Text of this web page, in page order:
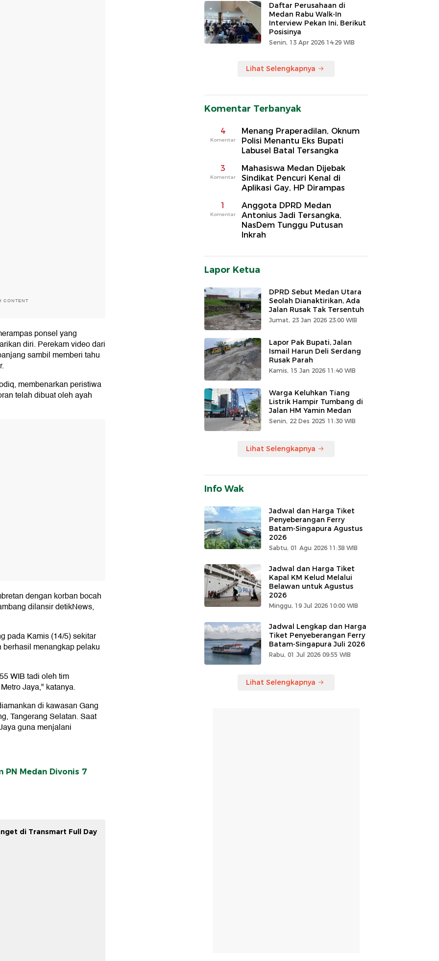
CONTENT
ponsel yang
diri. Perekam video dari
sambil memberi tahu
membenarkan peristiwa
telah dibuat oleh ayah
dengan korban bocah
dilansir detikNews,
pada Kamis (14/5) sekitar
menangkap pelaku
WIB tadi oleh tim
Jaya," katanya.
di kawasan Gang
Tangerang Selatan. Saat
guna menjalani
PN Medan Divonis 7
di Transmart Full Day
Daftar Perusahaan di
Medan Rabu Walk-In
Interview Pekan Ini, Berikut
Posisinya
Senin, 13 Apr 2026 14:29 WIB
Lihat Selengkapnya
Komentar Terbanyak
4
Komentar
Menang Praperadilan, Oknum
Polisi Menantu Eks Bupati
Labusel Batal Tersangka
3
Komentar
Mahasiswa Medan Dijebak
Sindikat Pencuri Kenal di
Aplikasi Gay, HP Dirampas
1
Komentar
Anggota DPRD Medan
Antonius Jadi Tersangka,
NasDem Tunggu Putusan
Inkrah
Lapor Ketua
DPRD Sebut Medan Utara
Seolah Dianaktirikan, Ada
Jalan Rusak Tak Tersentuh
Jumat, 23 Jan 2026 23:00 WIB
Lapor Pak Bupati, Jalan
Ismail Harun Deli Serdang
Rusak Parah
Kamis, 15 Jan 2026 11:40 WIB
Warga Keluhkan Tiang
Listrik Hampir Tumbang di
Jalan HM Yamin Medan
Senin, 22 Des 2025 11:30 WIB
Lihat Selengkapnya
Info Wak
Jadwal dan Harga Tiket
Penyeberangan Ferry
Batam-Singapura Agustus
2026
Sabtu, 01 Agu 2026 11:38 WIB
Jadwal dan Harga Tiket
Kapal KM Kelud Melalui
Belawan untuk Agustus
2026
Minggu, 19 Jul 2026 10:00 WIB
Jadwal Lengkap dan Harga
Tiket Penyeberangan Ferry
Batam-Singapura Juli 2026
Rabu, 01 Jul 2026 09:55 WIB
Lihat Selengkapnya